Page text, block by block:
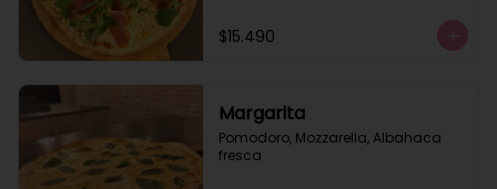
$15.490
Margarita
Pomodoro, Mozzarella, Albahaca
fresca